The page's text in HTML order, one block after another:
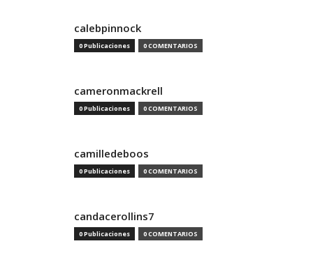
calebpinnock
0 Publicaciones 0 COMENTARIOS
cameronmackrell
0 Publicaciones 0 COMENTARIOS
camilledeboos
0 Publicaciones 0 COMENTARIOS
candacerollins7
0 Publicaciones 0 COMENTARIOS